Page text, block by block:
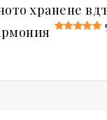
хранене